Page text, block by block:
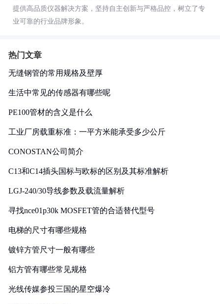
提供高品质仪器解决方案，坚持自主创新与严格品控，树立了专
业可靠的行业品牌形象。
热门文章
无缝钢管的常用规格及壁厚
生活中常见的传感器有哪些呢
PE100管材的含义是什么
工业厂房载重标准：一平方米能承受多少公斤
CONOSTAN公司简介
C13和C14插头国标与欧标的区别及其标准解析
LGJ-240/30导线参数及载流量解析
寻找nce01p30k MOSFET管的合适替代型号
电梯的尺寸有哪些规格
镀锌方管尺寸一般有哪些
铝方管有哪些常见规格
光线传媒参投三国的星空爆冷